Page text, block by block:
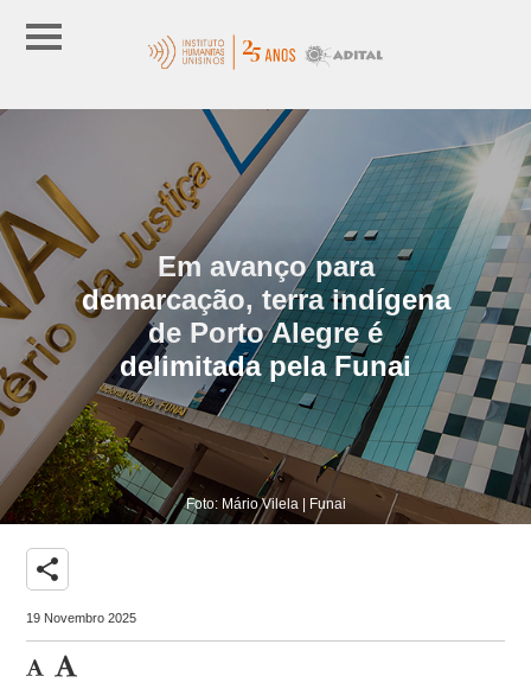
Em avanço para
demarcação, terra indígena
de Porto Alegre é
delimitada pela Funai
Foto: Mário Vilela | Funai
share
19 Novembro 2025